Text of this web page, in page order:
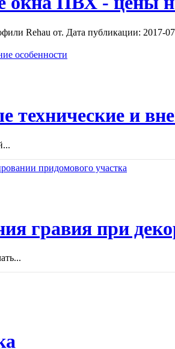
Rehau от. Дата публикации: 2017-
технические и
гравия при